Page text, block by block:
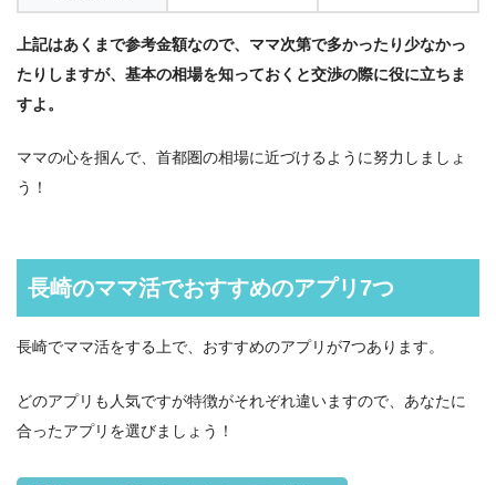
上記はあくまで参考金額なので、ママ次第で多かったり少なかっ
たりしますが、基本の相場を知っておくと交渉の際に役に立ちま
すよ。
ママの心を掴んで、首都圏の相場に近づけるように努力しましょ
う！
長崎のママ活でおすすめのアプリ7つ
長崎でママ活をする上で、おすすめのアプリが7つあります。
どのアプリも人気ですが特徴がそれぞれ違いますので、あなたに
合ったアプリを選びましょう！